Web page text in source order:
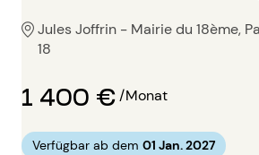
Jules Joffrin - Mairie du 18ème,
18
1 400 €/Monat
Verfügbar ab dem 01 Jan. 2027